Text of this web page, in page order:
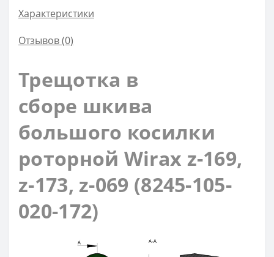
Характеристики
Отзывов (0)
Трещотка в
сборе шкива
большого косилки
роторной Wirax z-169,
z-173, z-069 (8245-105-
020-172)